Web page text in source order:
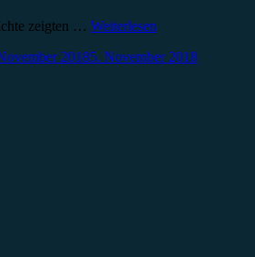
zeigten … Weiterlesen
20185. November 2018